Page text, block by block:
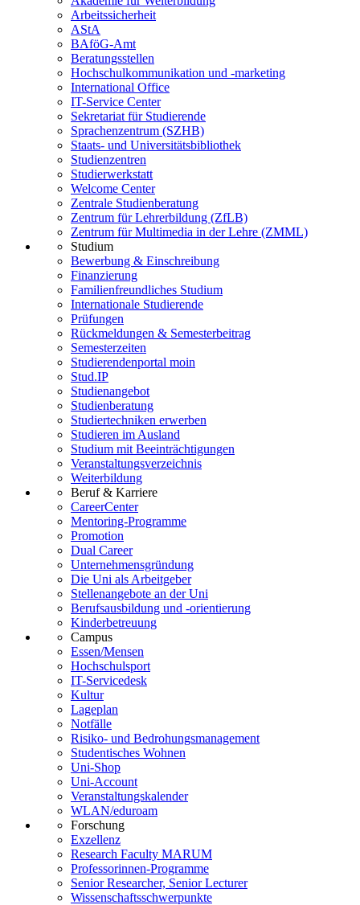
Arbeitssicherheit
AStA
BAföG-Amt
Beratungsstellen
Hochschulkommunikation und -marketing
International Office
IT-Service Center
Sekretariat für Studierende
Sprachenzentrum (SZHB)
Staats- und Universitätsbibliothek
Studienzentren
Studierwerkstatt
Welcome Center
Zentrale Studienberatung
Zentrum für Lehrerbildung (ZfLB)
Zentrum für Multimedia in der Lehre (ZMML)
Studium
Bewerbung & Einschreibung
Finanzierung
Familienfreundliches Studium
Internationale Studierende
Prüfungen
Rückmeldungen & Semesterbeitrag
Semesterzeiten
Studierendenportal moin
Stud.IP
Studienangebot
Studienberatung
Studiertechniken erwerben
Studieren im Ausland
Studium mit Beeinträchtigungen
Veranstaltungsverzeichnis
Weiterbildung
Beruf & Karriere
CareerCenter
Mentoring-Programme
Promotion
Dual Career
Unternehmensgründung
Die Uni als Arbeitgeber
Stellenangebote an der Uni
Berufsausbildung und -orientierung
Kinderbetreuung
Campus
Essen/Mensen
Hochschulsport
IT-Servicedesk
Kultur
Lageplan
Notfälle
Risiko- und Bedrohungsmanagement
Studentisches Wohnen
Uni-Shop
Uni-Account
Veranstaltungskalender
WLAN/eduroam
Forschung
Exzellenz
Research Faculty MARUM
Professorinnen-Programme
Senior Researcher, Senior Lecturer
Wissenschaftsschwerpunkte